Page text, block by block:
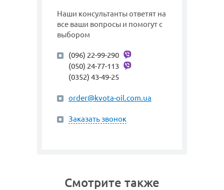
Наши консультанты ответят на
все ваши вопросы и помогут с
выбором
(096) 22-99-290
(050) 24-77-113
(0352) 43-49-25
order@kvota-oil.com.ua
Заказать звонок
Смотрите также